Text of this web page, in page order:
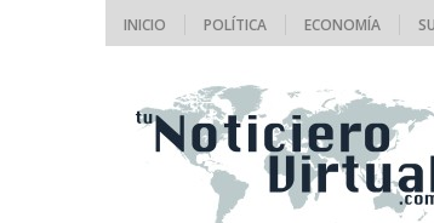
INICIO POLÍTICA ECONOMÍA